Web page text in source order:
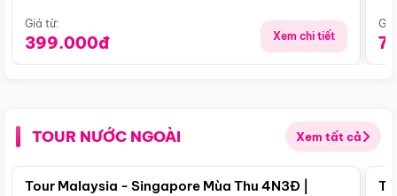
Giá từ:
399.000đ Xem chi tiết
TOUR NƯỚC NGOÀI Xem tất cả
Điểm nổi bật
Tour Malaysia - Singapore Mùa Thu 4N3Đ |